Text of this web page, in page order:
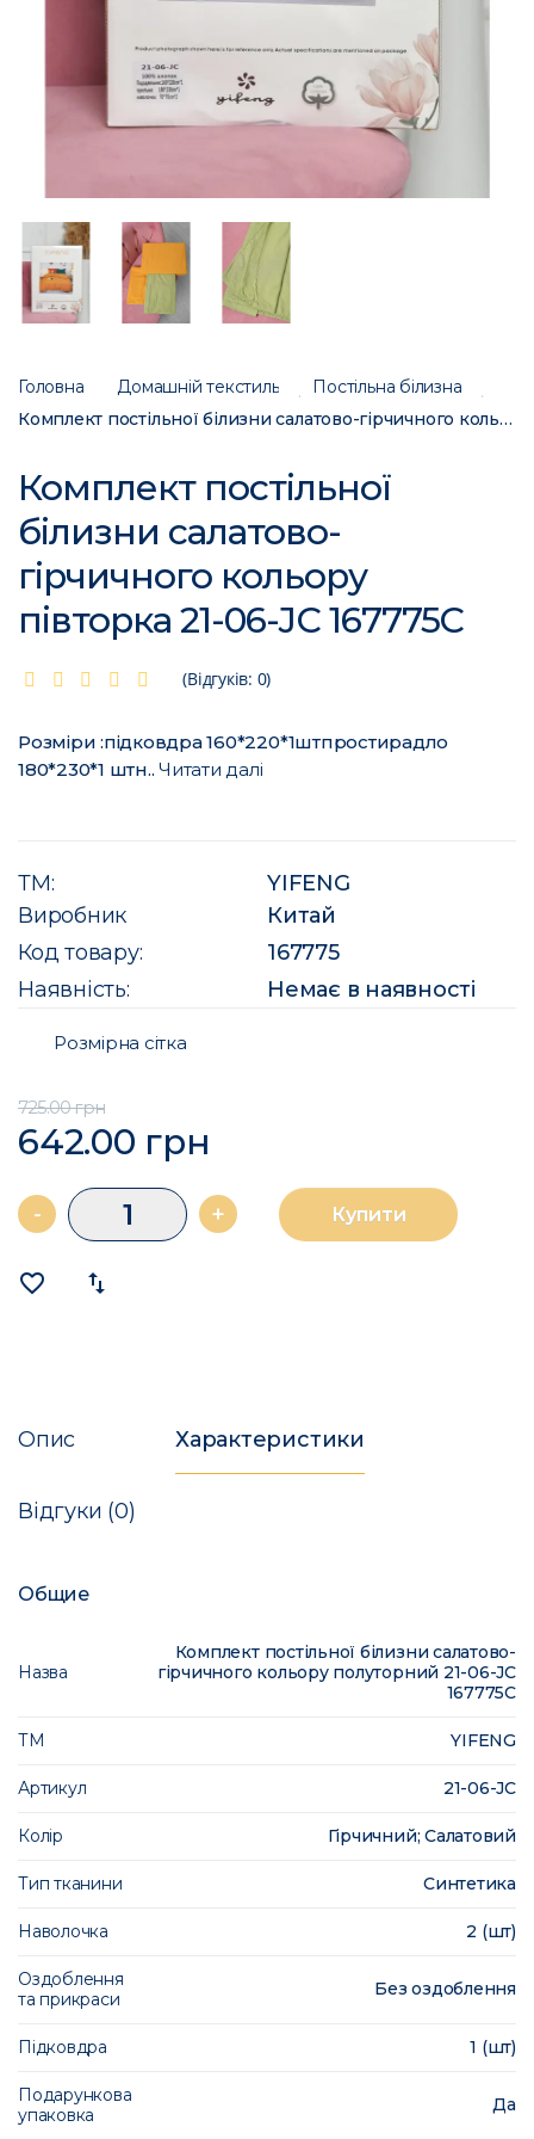
Головна Домашній текстиль
Постільна білизна
Комплект постільної білизни салатово-гірчичного кольору півторка 21-06-JС 167775C
Комплект постільної
білизни салатово-
гірчичного кольору
півторка 21-06-JС 167775C
(Відгуків: 0)
Розміри :підковдра 160*220*1штпростирадло
180*230*1 штн..Читати далі
ТМ:
YIFENG
Виробник
Китай
Код товару:
167775
Наявність:
Немає в наявності
Розмірна сітка
725.00 грн
642.00 грн
- + Купити
favorite_border import_export
Опис Характеристики
Відгуки (0)
Общие
Назва
Комплект постільної білизни салатово-
гірчичного кольору полуторний 21-06-JС
167775C
ТМ YIFENG
Артикул 21-06-JС
Колір Гірчичний; Салатовий
Тип тканини Синтетика
Наволочка 2 (шт)
Оздоблення
та прикраси
Без оздоблення
Підковдра 1 (шт)
Подарункова
упаковка
Да